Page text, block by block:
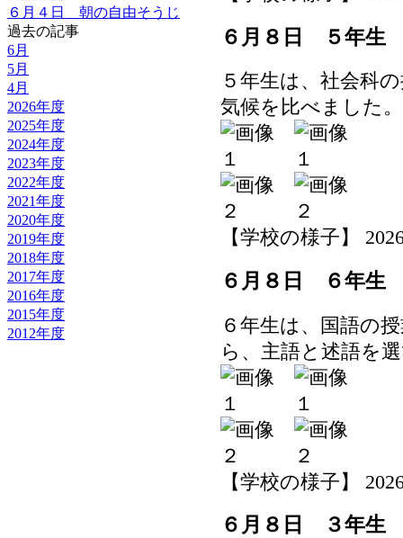
６月４日 朝の自由そうじ
過去の記事
6月
5月
4月
2026年度
2025年度
2024年度
2023年度
2022年度
2021年度
2020年度
2019年度
2018年度
2017年度
2016年度
2015年度
2012年度
６月８日 ５年生
５年生は、社会科
気候を比べました。
【学校の様子】
６月８日 ６年生
６年生は、国語の
ら、主語と述語を
【学校の様子】
６月８日 ３年生